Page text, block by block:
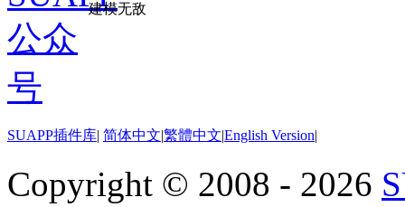
建模无敌
SUAPP插件库| 简体中文|繁體中文|English Version|
Copyright © 2008 - 2026